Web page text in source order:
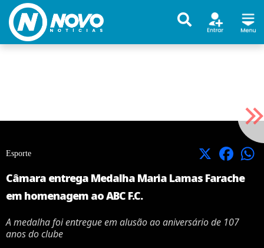
Esporte X Facebook
Câmara entrega Medalha Maria Lamas Farache
em homenagem ao ABC F.C.
A medalha foi entregue em alusão ao aniversário de 107
anos do clube